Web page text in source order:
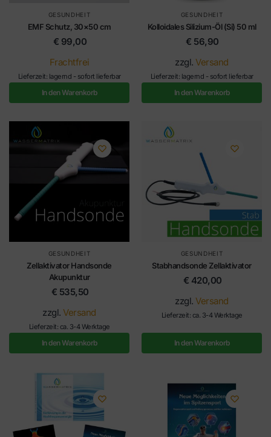
GESUNDHEIT
EMF Schutz, 30×50 cm
€ 99,00
Frachtfrei
Lieferzeit: lagernd - sofort lieferbar
In den Warenkorb
GESUNDHEIT
Kolloidales Silizium-Öl (Si) 50 ml
€ 56,90
zzgl.Versand
Lieferzeit: lagernd - sofort lieferbar
In den Warenkorb
GESUNDHEIT
Zellaktivator Handsonde
Akupunktur
€ 535,50
zzgl.Versand
Lieferzeit: ca. 3-4 Werktage
In den Warenkorb
GESUNDHEIT
Stabhandsonde Zellaktivator
€ 420,00
zzgl.Versand
Lieferzeit: ca. 3-4 Werktage
In den Warenkorb